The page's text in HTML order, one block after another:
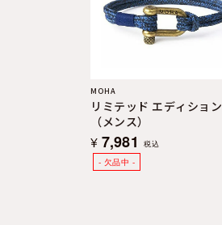
MOHA
リミテッド エディション
（メンス）
¥ 7,981 税込